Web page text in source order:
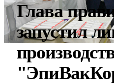
Глава
запустил